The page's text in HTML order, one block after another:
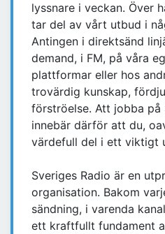
lyssnare i veckan. Över
tar del av vårt utbud i
Antingen i direktsänd
demand, i FM, på våra
plattformar eller hos
trovärdig kunskap,
förströelse. Att jobba på
innebär därför att du,
värdefull del i ett viktigt
Sveriges Radio är en
organisation. Bakom
sändning, i varenda
ett kraftfullt fundament